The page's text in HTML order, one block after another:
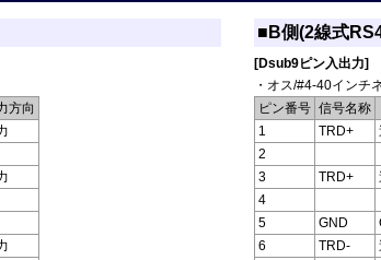
方向
■B側(2線式
[Dsub9ピン入出力]
・オス/#4-40インチ
ピン番号 信号名称
1
TRD+
2
3
TRD+
4
5
GND
6
TRD-